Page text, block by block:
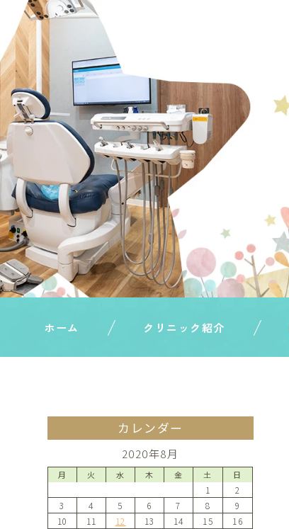
ホーム クリニック紹介
カレンダー
2020年8月
月 火 水 木 金 土 日
1
2
3
4 5 6 7 8
9
10
11 12 13 14 15
16